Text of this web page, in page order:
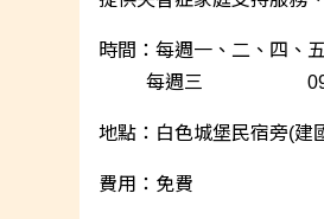
時間：每週一、二、四、
每週三
地點： 白色城堡民宿旁(建
費用：免費